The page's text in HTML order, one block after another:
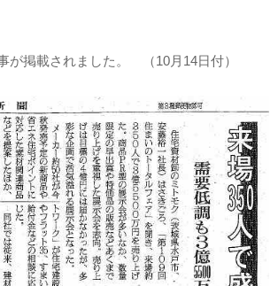
が掲載されました。 （10月14日付）